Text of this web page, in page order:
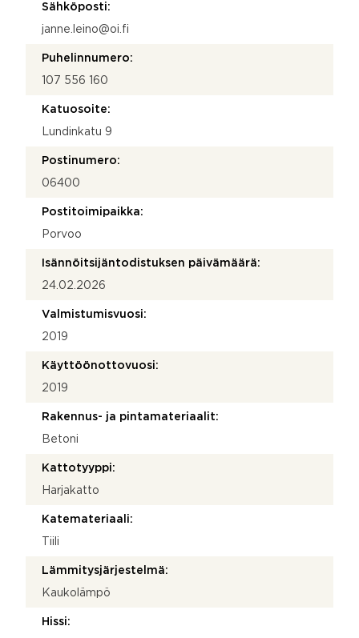
Sähköposti:
janne.leino@oi.fi
Puhelinnumero:
107 556 160
Katuosoite:
Lundinkatu 9
Postinumero:
06400
Postitoimipaikka:
Porvoo
Isännöitsijäntodistuksen päivämäärä:
24.02.2026
Valmistumisvuosi:
2019
Käyttöönottovuosi:
2019
Rakennus- ja pintamateriaalit:
Betoni
Kattotyyppi:
Harjakatto
Katemateriaali:
Tiili
Lämmitysjärjestelmä:
Kaukolämpö
Hissi: